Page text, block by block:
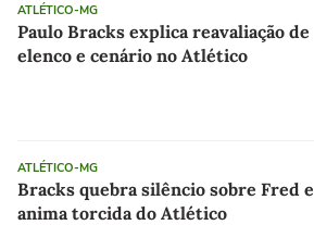
ATLÉTICO-MG
Paulo Bracks explica reavaliação de
elenco e cenário no Atlético
ATLÉTICO-MG
Bracks quebra silêncio sobre Fred e
anima torcida do Atlético